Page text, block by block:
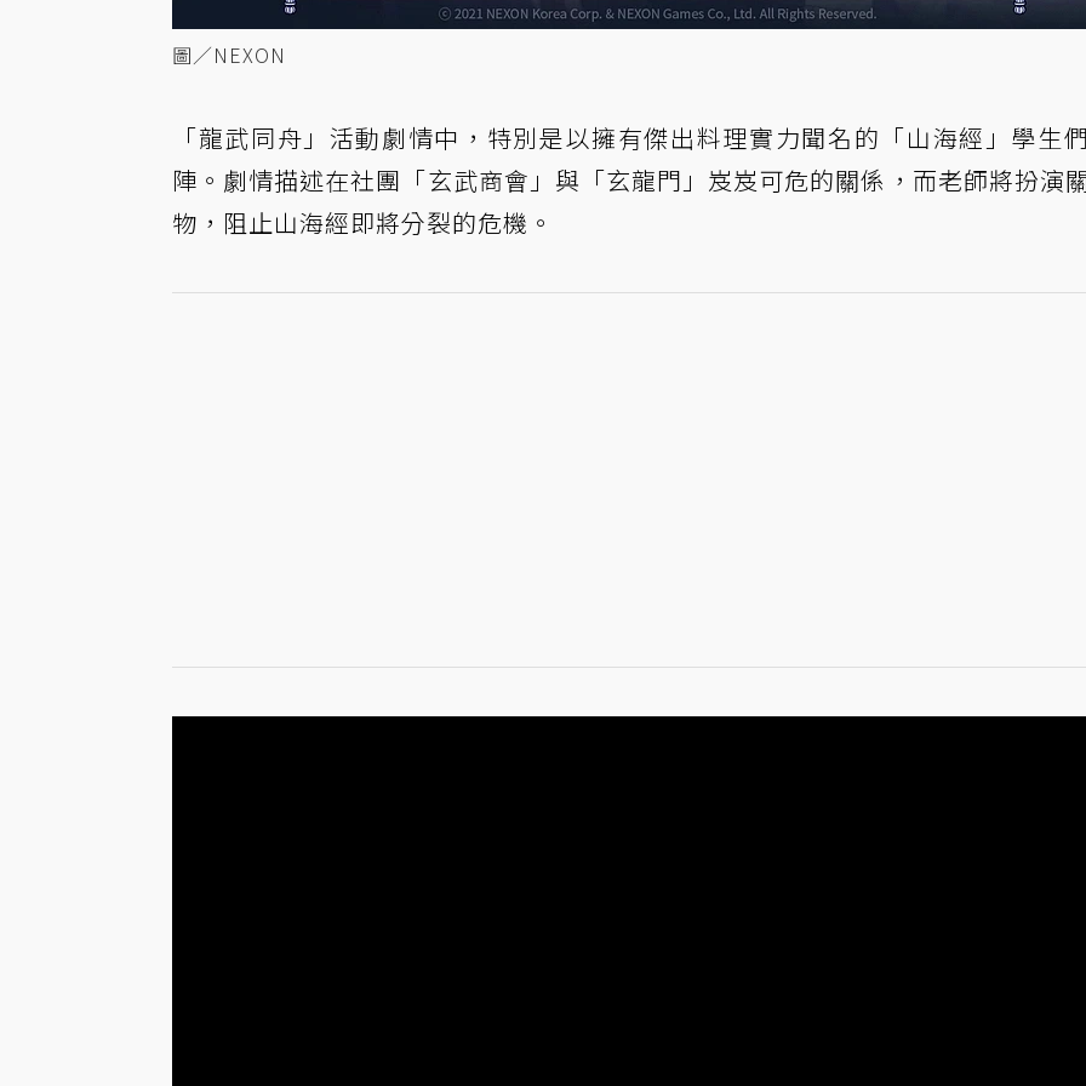
圖／NEXON
「龍武同舟」活動劇情中，特別是以擁有傑出料理實力聞名的「山海經」學生
陣。劇情描述在社團「玄武商會」與「玄龍門」岌岌可危的關係，而老師將扮演
物，阻止山海經即將分裂的危機。